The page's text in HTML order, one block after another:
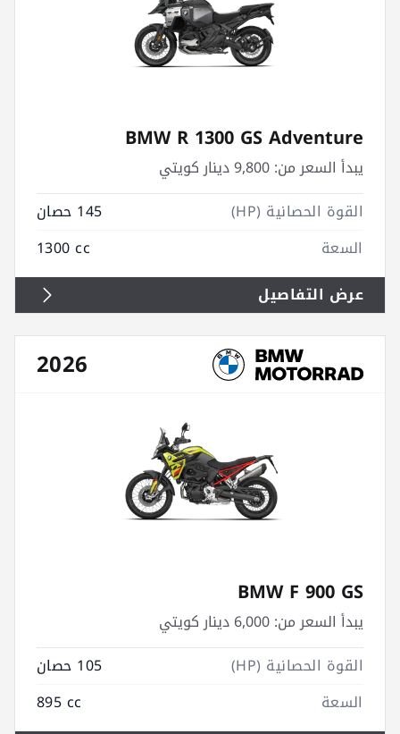
BMW R 1300 GS Adventure
يبدأ السعر من:
القوة الحصانية (HP)
145 حصان
السعة
1300 cc
عرض التفاصيل
2026
BMW F 900 GS
يبدأ السعر من:
القوة الحصانية (HP)
105 حصان
السعة
895 cc